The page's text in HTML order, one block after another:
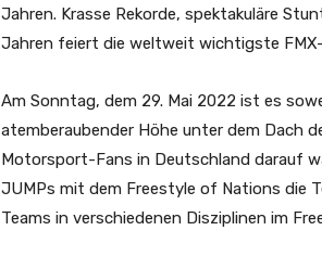
Jahren. Krasse Rekorde, spektakuläre
Jahren feiert die weltweit wichtigste
Am Sonntag, dem 29. Mai 2022 ist es
atemberaubender Höhe unter dem Dach
Motorsport-Fans in Deutschland darauf
JUMPs mit dem Freestyle of Nations die
Teams in verschiedenen Disziplinen im